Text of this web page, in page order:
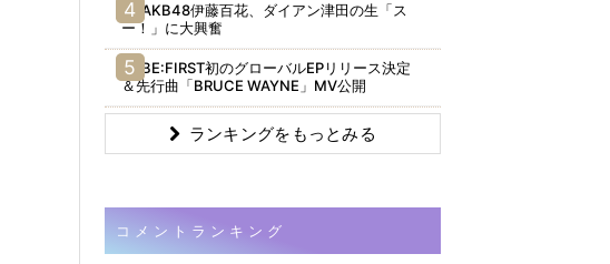
AKB48伊藤百花、ダイアン津田の生「ス
ー！」に大興奮
BE:FIRST初のグローバルEPリリース決定
＆先行曲「BRUCE WAYNE」MV公開
ランキングをもっとみる
コメントランキング